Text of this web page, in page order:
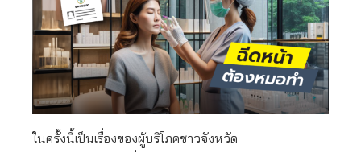
ในครั้งนี้เป็นเรื่องของผู้บริโภคชาวจังหวัด